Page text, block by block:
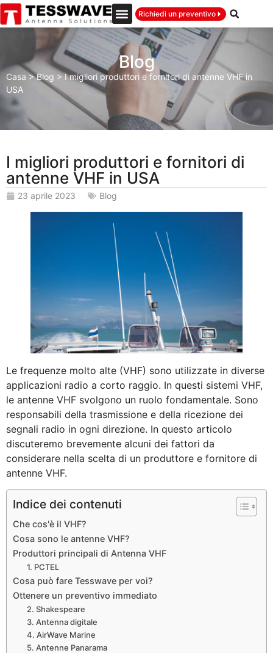
Richiedi un preventivo
Blog
Casa >Blog >I migliori produttori e fornitori di antenne VHF in
USA
I migliori produttori e fornitori di
antenne VHF in USA
23 aprile 2023 Blog
Le frequenze molto alte (VHF) sono utilizzate in diverse
applicazioni radio a corto raggio. In questi sistemi VHF,
le antenne VHF svolgono un ruolo fondamentale. Sono
responsabili della trasmissione e della ricezione dei
segnali radio in ogni direzione. In questo articolo
discuteremo brevemente alcuni dei fattori da
considerare nella scelta di un produttore e fornitore di
antenne VHF.
Indice dei contenuti
Che cos'è il VHF?
Cosa sono le antenne VHF?
Produttori principali di Antenna VHF
1. PCTEL
Cosa può fare Tesswave per voi?
Ottenere un preventivo immediato
2. Shakespeare
3. Antenna digitale
4. AirWave Marine
5. Antenne Panarama